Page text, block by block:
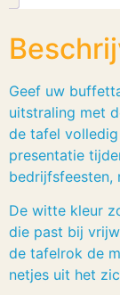
Geef uw
uitstraling met
de tafel
presentatie
bedrijfsfeesten,
De witte kleur
die past bij
de tafelrok de
netjes uit het